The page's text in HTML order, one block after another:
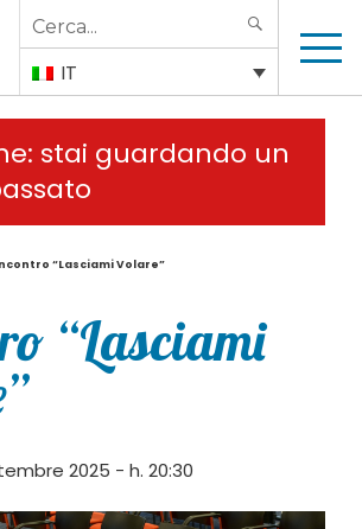
Search
for:
IT
stai guardando un
“Lasciami Volare”
“Lasciami
2025 - h. 20:30